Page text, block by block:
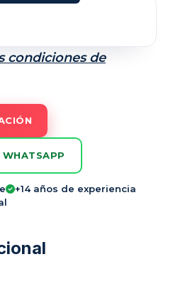
condiciones de
WHATSAPP
+14 años de experiencia